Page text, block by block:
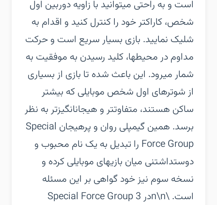
است و به راحتی میتوانید با زاویه دوربین اول
شخص، کاراکتر خود را کنترل کنید و اقدام به
شلیک نمایید. بازی بسیار سریع است و حرکت
مداوم در محیطها، کلید رسیدن به موفقیت به
شمار میرود. این باعث شده تا بازی از بسیاری
از شوترهای اول شخص موبایلی که بیشتر
ساکن هستند، متفاوتتر و هیجانانگیزتر به نظر
برسد. همین گیمپلی روان و پرهیجان Special
Force Group را تبدیل به یک نام محبوب و
دوستداشتنی میان بازیهای موبایلی کرده و
نسخه سوم نیز خود گواهی بر این مسئله
است. \n\nدر Special Force Group 3